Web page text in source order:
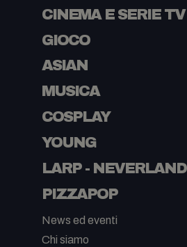
CINEMA E SERIE TV
GIOCO
ASIAN
MUSICA
COSPLAY
YOUNG
LARP - NEVERLAND
PIZZAPOP
News ed eventi
Chi siamo